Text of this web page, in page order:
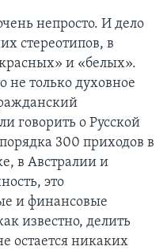
непросто. И дело
стереотипов, в
и «белых».
не только духовное
говорить о Русской
300 приходов в
в Австралии и
это
и финансовые
известно, делить
остается никаких